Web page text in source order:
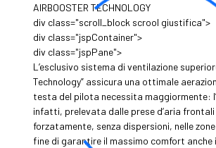
AIRBOOSTER TECHNOLOGY
div class="scroll_block scrool giustifica">
div class="jspContainer">
div class="jspPane">
L’esclusivo sistema di ventilazione
Technology” assicura una ottimale
testa del pilota necessita maggiormente:
infatti, prelevata dalle prese d’aria
forzatamente, senza dispersioni, nelle
fine di garantire il massimo comfort anche